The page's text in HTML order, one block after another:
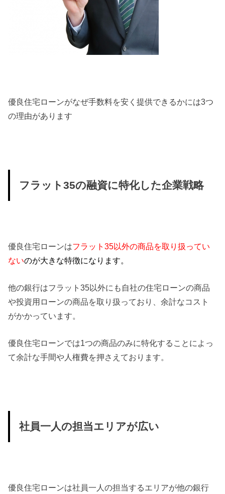
優良住宅ローンがなぜ手数料を安く提供できるかには3つ
の理由があります
フラット35の融資に特化した企業戦略
優良住宅ローンはフラット35以外の商品を取り扱 ってい
ないのが大きな特徴になります。
他の銀行はフラット35以外にも自社の住宅ローンの商品
や投資用 ローンの商品を取り扱っており、余計なコスト
がかかっています。
優良住宅ローンでは1つの商品のみに特化することによっ
て余計な手間や人権費を押さえております。
社員一人の担当エリアが広い
優良住宅ローンは社員一人の担当するエリアが他の銀行